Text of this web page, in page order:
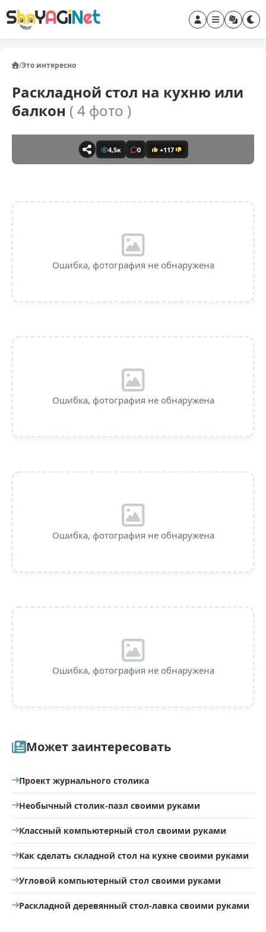
/Это интересно
Раскладной стол на кухню или
балкон ( 4 фото )
4,5к 0 +117
Ошибка, фотография не обнаружена
Ошибка, фотография не обнаружена
Ошибка, фотография не обнаружена
Ошибка, фотография не обнаружена
Может заинтересовать
Проект журнального столика
Необычный столик-пазл своими руками
Классный компьютерный стол своими руками
Как сделать складной стол на кухне своими руками
Угловой компьютерный стол своими руками
Раскладной деревянный стол-лавка своими руками